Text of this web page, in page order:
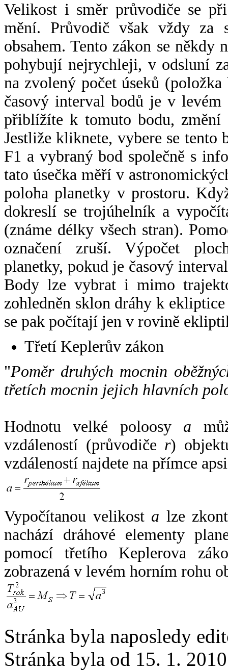
Velikost i směr průvodiče se
mění. Průvodič však vždy za
obsahem. Tento zákon se někdy
pohybují nejrychleji, v odsluní
na zvolený počet úseků
časový interval bodů je v
přiblížíte k tomuto bodu,
Jestliže kliknete, vybere se tento
F1 a vybraný bod společně s
tato úsečka měří v
poloha planetky v prostoru.
dokreslí se trojúhelník a
(známe délky všech stran).
označení zruší. Výpočet
planetky, pokud je časový
Body lze vybrat i mimo
zohledněn sklon dráhy k
se pak počítají jen v rovině
Třetí Keplerův zákon
"Poměr druhých mocnin
třetích mocnin jejich hlavních
Hodnotu velké poloosy a
vzdáleností (průvodiče r)
vzdáleností najdete na přímce
Vypočítanou velikost a lze
nachází dráhové elementy
pomocí třetího Keplerova
zobrazená v levém horním rohu
Stránka byla naposledy
Stránka byla od 15. 1.